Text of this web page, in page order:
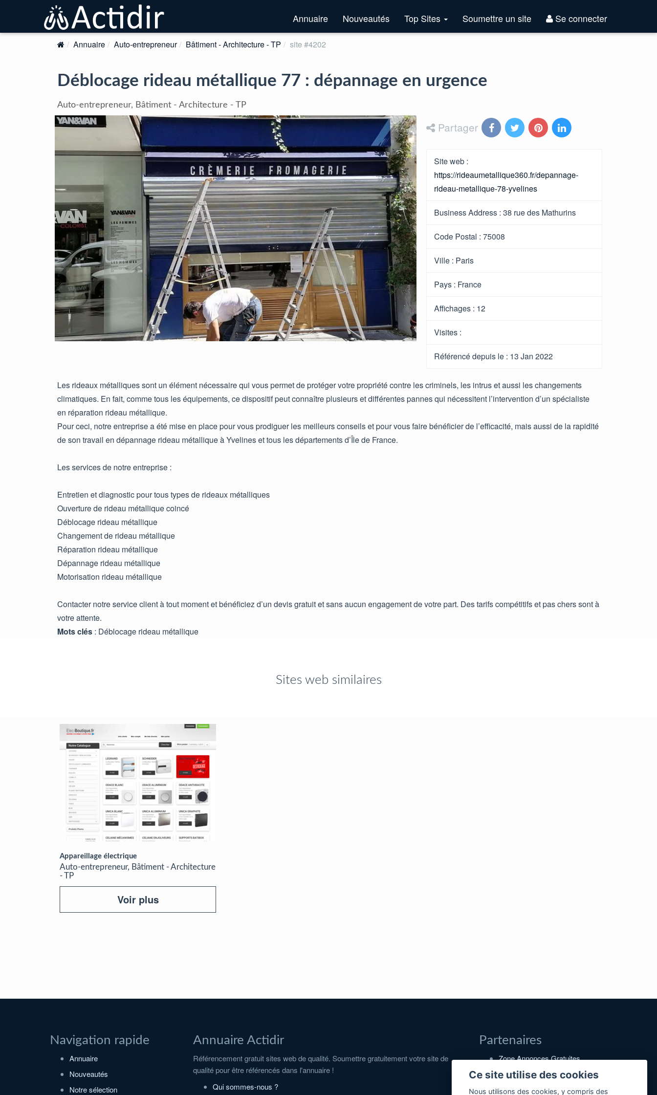
Se connecter
Annuaire Nouveautés Top Sites Top
Soumettre un site
Annuaire Auto-entrepreneur Bâtiment - Architecture - TP site #4202
Déblocage rideau métallique 77 : dépannage en urgence
Auto-entrepreneur, Bâtiment - Architecture - TP
Partager
Site web :
https://rideaumetallique360.fr/depannage-
rideau-metallique-78-yvelines
Business Address : 38 rue des Mathurins
Code Postal : 75008
Ville : Paris
Pays : France
Affichages : 12
Visites :
Référencé depuis le : 13 Jan 2022
Les rideaux métalliques sont un élément nécessaire qui vous permet de protéger votre propriété contre les criminels, les intrus et aussi les changements
climatiques. En fait, comme tous les équipements, ce dispositif peut connaître plusieurs et différentes pannes qui nécessitent l’intervention d’un spécialiste
en réparation rideau métallique.
Pour ceci, notre entreprise a été mise en place pour vous prodiguer les meilleurs conseils et pour vous faire bénéficier de l’efficacité, mais aussi de la rapidité
de son travail en dépannage rideau métallique à Yvelines et tous les départements d’Île de France.
Les services de notre entreprise :
Entretien et diagnostic pour tous types de rideaux métalliques
Ouverture de rideau métallique coincé
Déblocage rideau métallique
Changement de rideau métallique
Réparation rideau métallique
Dépannage rideau métallique
Motorisation rideau métallique
Contacter notre service client à tout moment et bénéficiez d’un devis gratuit et sans aucun engagement de votre part. Des tarifs compétitifs et pas chers sont à
votre attente.
Mots clés : Déblocage rideau métallique
Sites web similaires
Appareillage électrique
Auto-entrepreneur, Bâtiment - Architecture
- TP
Voir plus
Navigation rapide
Annuaire
Nouveautés
Notre sélection
Annuaire Actidir
Référencement gratuit sites web de qualité. Soumettre gratuitement votre site de
qualité pour être référencés dans l'annuaire !
Qui sommes-nous ?
Partenaires
Zone Annonces Gratuites
Locations vacances entre
Ce site utilise des cookies
Nous utilisons des cookies, y compris des